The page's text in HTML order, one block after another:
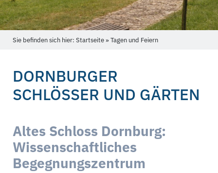
Sie befinden sich hier: Startseite » Tagen und Feiern
DORNBURGER
SCHLÖSSER UND GÄRTEN
Altes Schloss Dornburg:
Wissenschaftliches
Begegnungszentrum